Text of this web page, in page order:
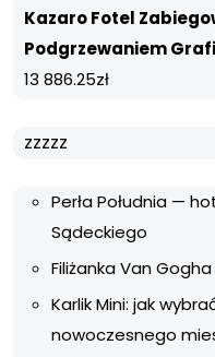
Kazaro Fotel
Podgrzewaniem
13 886.25zł
zzzzz
Perła Południa —
Sądeckiego
Filiżanka Van
Karlik Mini: jak
nowoczesnego